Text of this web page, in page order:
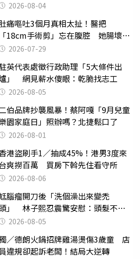
2026-08-04
痛嘔吐3個月真相太扯！醫把
「18cm手術剪」忘在腹腔 她腸壞死
喪命
2026-07-29
英代表處徵行政助理「5大條件出
」 網見薪水傻眼：乾脆找志工
2026-08-05
伯品牌抄襲風暴！蔡阿嘎「9月兒童
園家庭日」照辦嗎？北捷鬆口了
2026-08-01
港盜刷手1／抽成45%！港男3度來
爽撈百萬 買房下斡先住看守所
2026-08-06
腦瘤開刀後「洗個澡出來變禿
」 林子熙忍震驚安慰：頭髮不重
2026-08-05
／德朗火鍋招牌雞湯燙傷3歲童 店
員違規卻起訴老闆！結局大逆轉